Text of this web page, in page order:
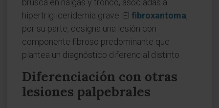
brusca en nalgas y tronco, asociadas a
hipertrigliceridemia grave. El fibroxantoma,
por su parte, designa una lesión con
componente fibroso predominante que
plantea un diagnóstico diferencial distinto.
Diferenciación con otras
lesiones palpebrales